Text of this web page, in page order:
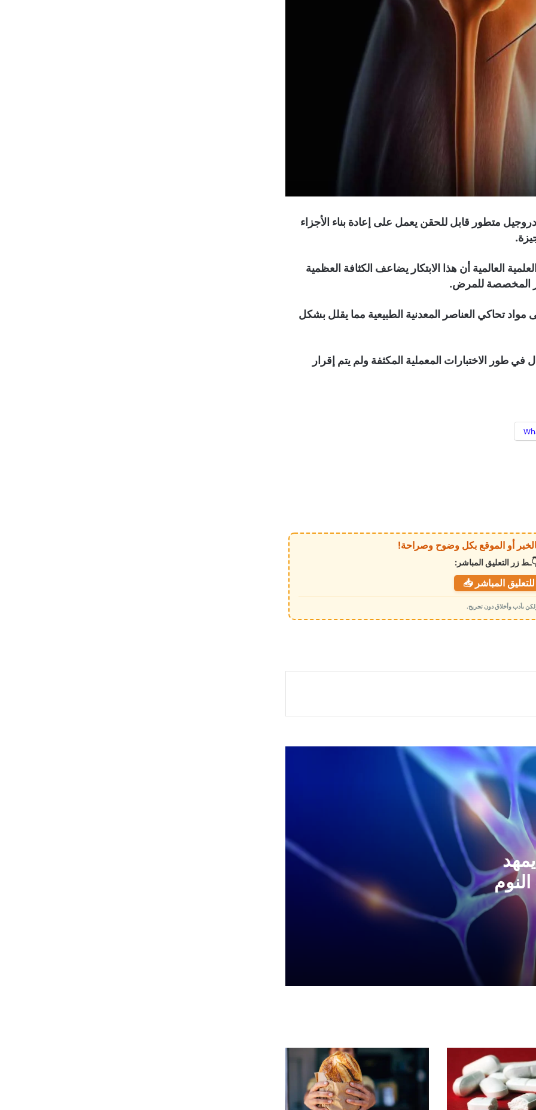
متطور قابل للحقن يعمل على إعادة بناء الأجزاء
العالمية أن هذا الابتكار يضاعف الكثافة العظمية
المخصصة للمرض.
مواد تحاكي العناصر المعدنية الطبيعية مما يقلل بشكل
في طور الاختبارات المعملية المكثفة ولم يتم إقرار
زر التعليق المباشر:
المباشر 📥
بأدب وأخلاق دون تجريح.
مؤشرات وبائية مقلقة تحذر من انتشار
متسارع لمرض فيروسي فتاك داخل عدة
محافظات يمنية
تحذير صحي من عادة شائعة أثناء النوم في
الطقس الحار
فرنسا تسجل أول حالة إصابة بهذا الفيروس
اكتشاف سبب غير متوقع لمشكلات المفاصل
سعي لتطوير “لقاح شامل” ضد الأوبئة
المستقبلية